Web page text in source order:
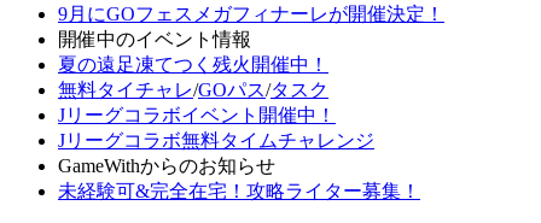
9月にGOフェスメガフィナーレが開催決定！
開催中のイベント情報
夏の遠足凍てつく残火開催中！
無料タイチャレ/GOパス/タスク
Jリーグコラボイベント開催中！
Jリーグコラボ無料タイムチャレンジ
GameWithからのお知らせ
未経験可&完全在宅！攻略ライター募集！